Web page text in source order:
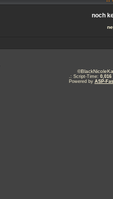
noch
.: Script-Time: 0,016
Powered by ASP-